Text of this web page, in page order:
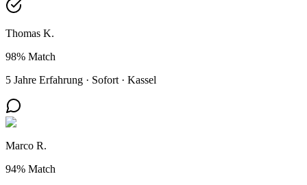
Thomas K.
98% Match
5 Jahre Erfahrung · Sofort · Kassel
Marco R.
94% Match